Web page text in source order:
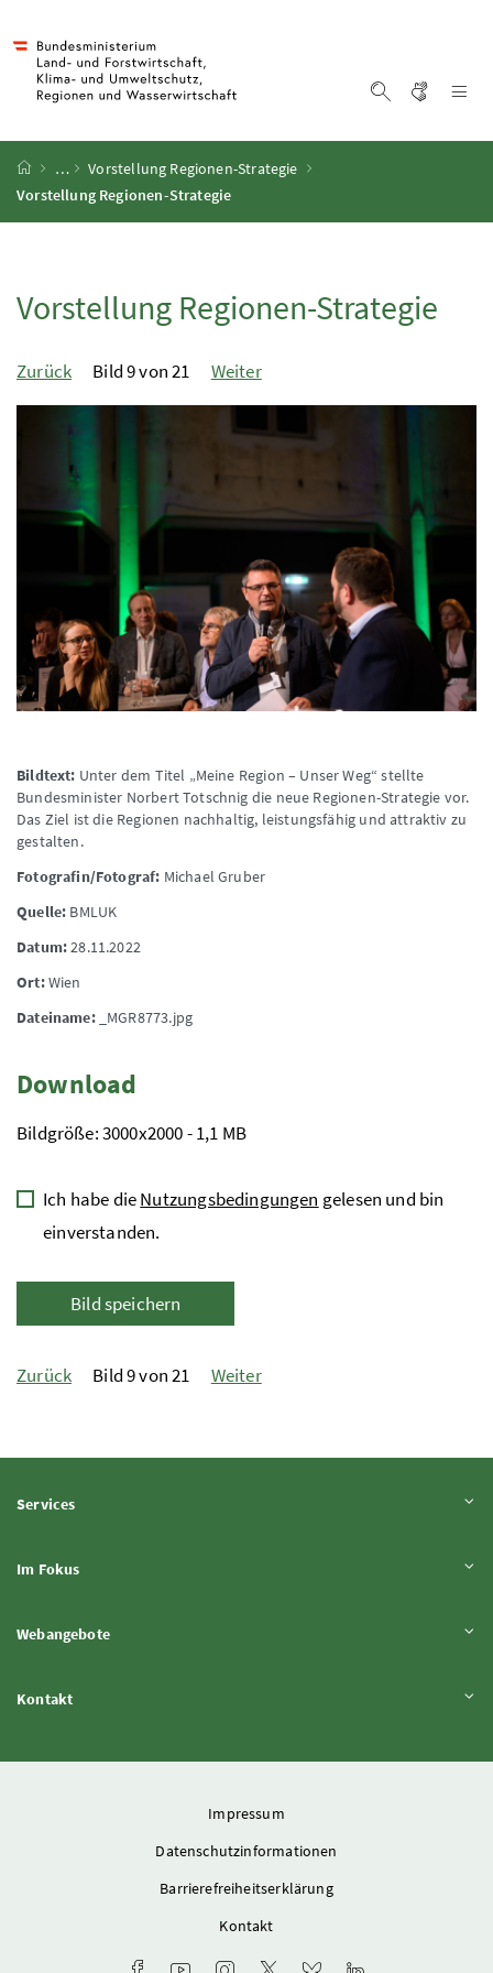
Startseite
…
Vorstellung Regionen-Strategie
Vorstellung Regionen-Strategie
Vorstellung Regionen-Strategie
Zurück Bild 9 von 21 Weiter
Bildtext: Unter dem Titel „Meine Region – Unser Weg“ stellte
Bundesminister Norbert Totschnig die neue Regionen-Strategie vor.
Das Ziel ist die Regionen nachhaltig, leistungsfähig und attraktiv zu
gestalten.
Fotografin/Fotograf: Michael Gruber
Quelle: BMLUK
Datum:28.11.2022
Ort:Wien
Dateiname:_MGR8773.jpg
Download
Bildgröße: 3000x2000 - 1,1 MB
Ich habe dieNutzungsbedingungen gelesen und bin
einverstanden.
Bild speichern
Zurück Bild 9 von 21 Weiter
ServicesInhalt aufklappen
Im FokusInhalt aufklappen
WebangeboteInhalt aufklappen
KontaktInhalt aufklappen
Impressum
Datenschutzinformationen
Barrierefreiheitserklärung
Kontakt
Facebook-Kanal des Ministeriums
Youtube-Kanal des Bundesministeriums
Instagram-Auftritt des Ministeriums
X-Account des Ministeriums
Bluesky-Account des